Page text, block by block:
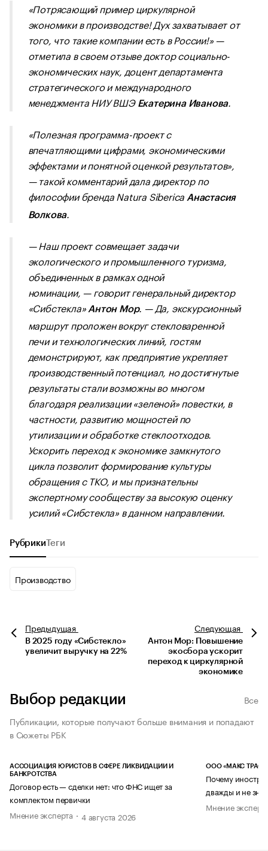
«Потрясающий пример циркулярной
экономики в производстве! Дух захватывает от
того, что такие компании есть в России!» —
отметила в своем отзыве доктор социально-
экономических наук, доцент департамента
стратегического и международного
менеджмента НИУ ВШЭ Екатерина Иванова.
«Полезная программа-проект с
впечатляющими цифрами, экономическими
эффектами и понятной оценкой результатов»,
— такой комментарий дала директор по
философии бренда Natura Siberica Анастасия
Волкова.
—Наш проект совмещает задачи
экологического и промышленного туризма,
объединенных в рамках одной
номинации, —говорит генеральный директор
«Сибстекла»Антон Мор. — Да, экскурсионный
маршрут проложен вокруг стекловаренной
печи и технологических линий, гостям
демонстрируют, как предприятие укрепляет
производственный потенциал, но достигнутые
результаты стали возможны во многом
благодаря реализации «зеленой» повестки, в
частности, развитию мощностей по
утилизации и обработке стеклоотходов.
Ускорить переход к экономике замкнутого
цикла позволит формирование культуры
обращения с ТКО, и мы признательны
экспертному сообществу за высокую оценку
усилий «Сибстекла» в данном направлении.
Рубрики Теги
Производство
Предыдущая
В 2025 году «Сибстекло»
увеличит выручку на 22%
Следующая
Антон Мор: Повышение
экосбора ускорит
переход к циркулярной
экономике
Выбор редакции
Все
Публикации, которые получают больше внимания и попадают
в Сюжеты РБК
АССОЦИАЦИЯ ЮРИСТОВ В СФЕРЕ ЛИКВИДАЦИИ И
БАНКРОТСТВА
Договор есть — сделки нет: что ФНС ищет за
комплектом первички
Мнение эксперта
4 августа 2026
ООО «МАКС ТРАСТ»
Почему
дважды и не
Мнение